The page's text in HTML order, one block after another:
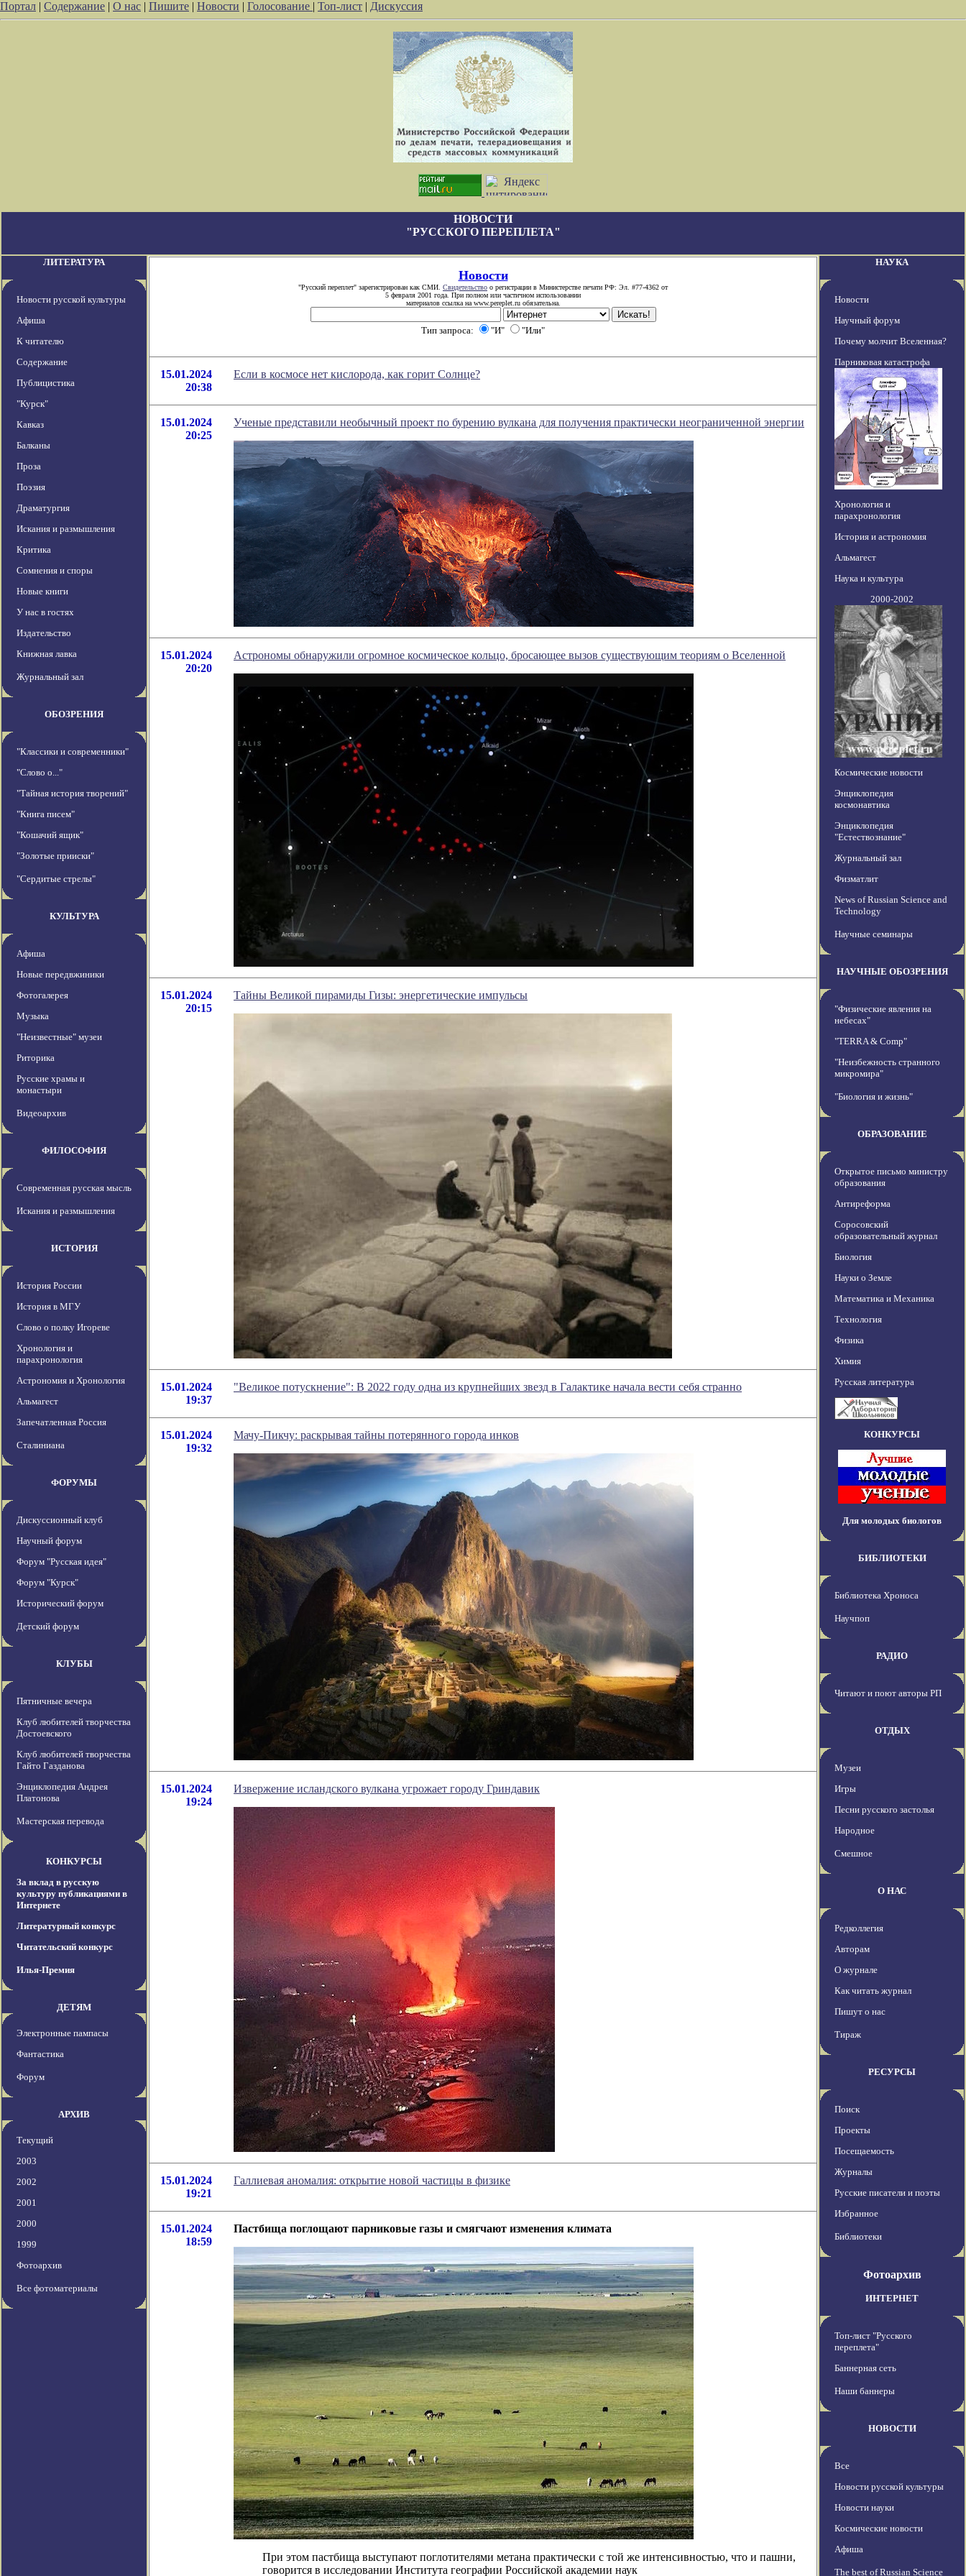
Портал | Содержание | О нас | Пишите | Новости | Голосование | Топ-лист | Дискуссия
НОВОСТИ
"РУССКОГО ПЕРЕПЛЕТА"
ЛИТЕРАТУРА
Новости русской культуры
Афиша
К читателю
Содержание
Публицистика
"Курск"
Кавказ
Балканы
Проза
Поэзия
Драматургия
Искания и размышления
Критика
Сомнения и споры
Новые книги
У нас в гостях
Издательство
Книжная лавка
Журнальный зал
ОБОЗРЕНИЯ
"Классики и современники"
"Слово о..."
"Тайная история творений"
"Книга писем"
"Кошачий ящик"
"Золотые прииски"
"Сердитые стрелы"
КУЛЬТУРА
Афиша
Новые передвжиники
Фотогалерея
Музыка
"Неизвестные" музеи
Риторика
Русские храмы и
монастыри
Видеоархив
ФИЛОСОФИЯ
Современная русская мысль
Искания и размышления
ИСТОРИЯ
История России
История в МГУ
Слово о полку Игореве
Хронология и
парахронология
Астрономия и Хронология
Альмагест
Запечатленная Россия
Сталиниана
ФОРУМЫ
Дискуссионный клуб
Научный форум
Форум "Русская идея"
Форум "Курск"
Исторический форум
Детский форум
КЛУБЫ
Пятничные вечера
Клуб любителей творчества
Достоевского
Клуб любителей творчества
Гайто Газданова
Энциклопедия Андрея
Платонова
Мастерская перевода
КОНКУРСЫ
За вклад в русскую
культуру публикациями в
Интернете
Литературный конкурс
Читательский конкурс
Илья-Премия
ДЕТЯМ
Электронные пампасы
Фантастика
Форум
АРХИВ
Текущий
2003
2002
2001
2000
1999
Фотоархив
Все фотоматериалы
Новости
"Русский переплет" зарегистрирован как СМИ. Свидетельство о регистрации в Министерстве печати РФ: Эл. #77-4362 от
5 февраля 2001 года. При полном или частичном использовании
материалов ссылка на www.pereplet.ru обязательна.
Тип запроса: "И" "Или"
15.01.2024
20:38
Если в космосе нет кислорода, как горит Солнце?
15.01.2024
20:25
Ученые представили необычный проект по бурению вулкана для получения практически неограниченной энергии
15.01.2024
20:20
Астрономы обнаружили огромное космическое кольцо, бросающее вызов существующим теориям о Вселенной
15.01.2024
20:15
Тайны Великой пирамиды Гизы: энергетические импульсы
15.01.2024
19:37
"Великое потускнение": В 2022 году одна из крупнейших звезд в Галактике начала вести себя странно
15.01.2024
19:32
Мачу-Пикчу: раскрывая тайны потерянного города инков
15.01.2024
19:24
Извержение исландского вулкана угрожает городу Гриндавик
15.01.2024
19:21
Галлиевая аномалия: открытие новой частицы в физике
15.01.2024
18:59
Пастбища поглощают парниковые газы и смягчают изменения климата
При этом пастбища выступают поглотителями метана практически с той же интенсивностью, что и пашни,
говорится в исследовании Института географии Российской академии наук
НАУКА
Новости
Научный форум
Почему молчит Вселенная?
Парниковая катастрофа
Хронология и
парахронология
История и астрономия
Альмагест
Наука и культура
2000-2002
Космические новости
Энциклопедия
космонавтика
Энциклопедия
"Естествознание"
Журнальный зал
Физматлит
News of Russian Science and
Technology
Научные семинары
НАУЧНЫЕ ОБОЗРЕНИЯ
"Физические явления на
небесах"
"TERRA & Comp"
"Неизбежность странного
микромира"
"Биология и жизнь"
ОБРАЗОВАНИЕ
Открытое письмо министру
образования
Антиреформа
Соросовский
образовательный журнал
Биология
Науки о Земле
Математика и Механика
Технология
Физика
Химия
Русская литература
КОНКУРСЫ
Для молодых биологов
БИБЛИОТЕКИ
Библиотека Хроноса
Научпоп
РАДИО
Читают и поют авторы РП
ОТДЫХ
Музеи
Игры
Песни русского застолья
Народное
Смешное
О НАС
Редколлегия
Авторам
О журнале
Как читать журнал
Пишут о нас
Тираж
РЕСУРСЫ
Поиск
Проекты
Посещаемость
Журналы
Русские писатели и поэты
Избранное
Библиотеки
Фотоархив
ИНТЕРНЕТ
Топ-лист "Русского
переплета"
Баннерная сеть
Наши баннеры
НОВОСТИ
Все
Новости русской культуры
Новости науки
Космические новости
Афиша
The best of Russian Science